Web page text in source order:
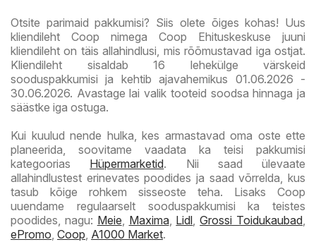
Otsite parimaid pakkumisi? Siis olete õiges kohas! Uus
kliendileht Coop nimega Coop Ehituskeskuse juuni
kliendileht on täis allahindlusi, mis rõõmustavad iga ostjat.
Kliendileht sisaldab 16 lehekülge värskeid
sooduspakkumisi ja kehtib ajavahemikus 01.06.2026 -
30.06.2026. Avastage lai valik tooteid soodsa hinnaga ja
säästke iga ostuga.
Kui kuulud nende hulka, kes armastavad oma oste ette
planeerida, soovitame vaadata ka teisi pakkumisi
kategoorias Hüpermarketid. Nii saad ülevaate
allahindlustest erinevates poodides ja saad võrrelda, kus
tasub kõige rohkem sisseoste teha. Lisaks Coop
uuendame regulaarselt sooduspakkumisi ka teistes
poodides, nagu: Meie Maxima, Lidl ,Grossi Toidukaubad
ePromo Coop A1000 Market.